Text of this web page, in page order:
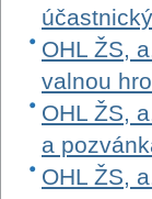
OHL ŽS,
valnou
OHL ŽS,
a
OHL ŽS,